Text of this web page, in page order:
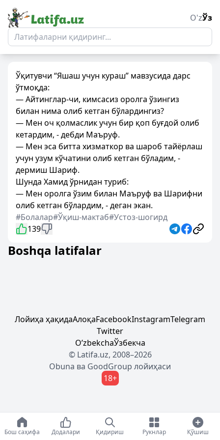
O'zЎз
Ўқитувчи “Яшаш учун кураш” мавзусида дарс
ўтмоқда:
— Айтинглар-чи, кимсасиз оролга ўзингиз
билан нима олиб кетган бўлардингиз?
— Мен оч қолмаслик учун бир қоп буғдой олиб
кетардим, - дебди Маъруф.
— Мен эса битта хизматкор ва шароб тайёрлаш
учун узум кўчатини олиб кетган бўладим, -
дермиш Шариф.
Шунда Хамид ўрнидан туриб:
— Мен оролга ўзим билан Маъруф ва Шарифни
олиб кетган бўлардим, - деган экан.
#Болалар#Ўқиш-мактаб#Устоз-шогирд
139
Boshqa latifalar
Лойиҳа ҳақидаАлоқаFacebookInstagramTelegram
Twitter
OʼzbekchaЎзбекча
© Latifa.uz, 2008–2026
Obuna ва GoodGroup лойиҳаси
18+
Бош саҳифа Додалари Қидириш Рукнлар Қўшиш